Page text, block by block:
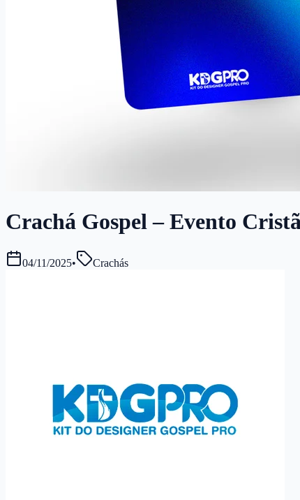
Crachá Gospel – Evento
04/11/2025• Crachás